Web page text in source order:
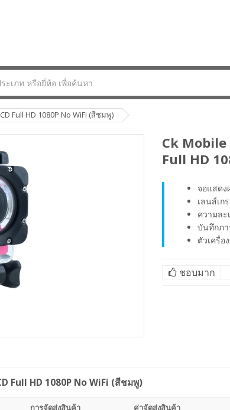
Full HD 1080P No WiFi (สีชมพู)
Ck Mobile
Full HD
จอแสดง
เลนส์เก
ความละ
บันทึกภา
ตัวเครื่อ
ชอบมาก
Full HD 1080P No WiFi (สีชมพู)
การจัดส่งสินค้า ค่าจัดส่งสินค้า